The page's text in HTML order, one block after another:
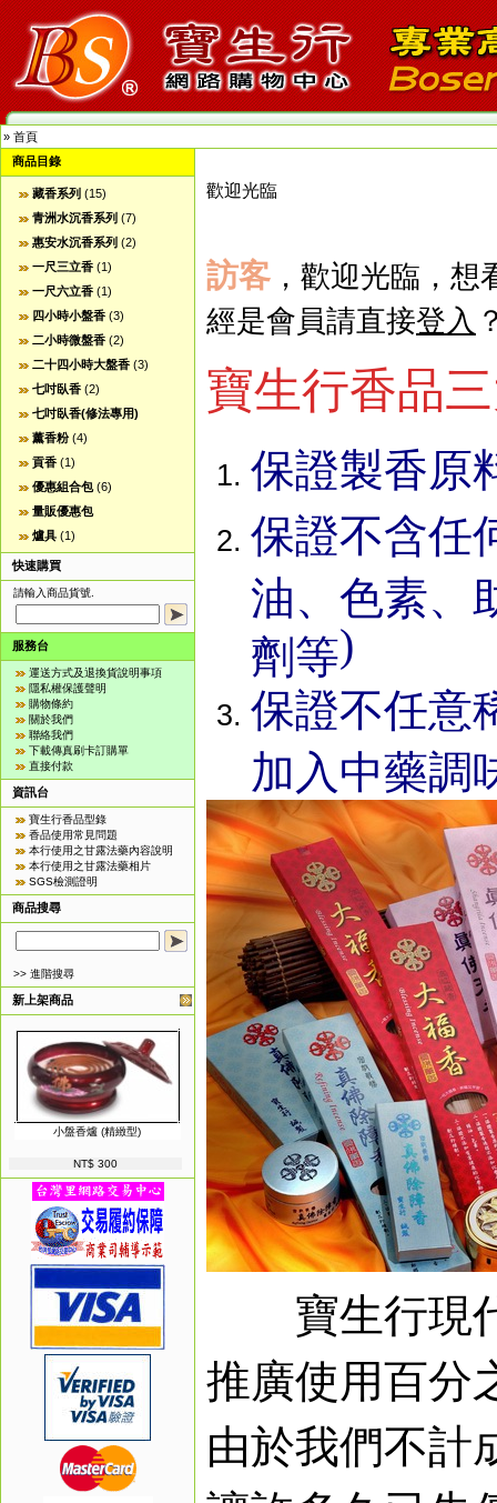
» 首頁
商品目錄
藏香系列 (15)
青洲水沉香系列 (7)
惠安水沉香系列 (2)
一尺三立香 (1)
一尺六立香 (1)
四小時小盤香 (3)
二小時微盤香 (2)
二十四小時大盤香 (3)
七吋臥香 (2)
七吋臥香(修法專用)
薰香粉 (4)
貢香 (1)
優惠組合包(6)
量販優惠包
爐具 (1)
快速購買
請輸入商品貨號.
服務台
運送方式及退換貨說明事項
隱私權保護聲明
購物條約
關於我們
聯絡我們
下載傳真刷卡訂購單
直接付款
資訊台
寶生行香品型錄
香品使用常見問題
本行使用之甘露法藥內容說明
本行使用之甘露法藥相片
SGS檢測證明
商品搜尋
>> 進階搜尋
新上架商品
小盤香爐 (精緻型)
NT$ 300
歡迎光臨
訪客 ，歡迎光臨，想
經是會員請直接登入
寶生行香品
保證製香原
保證不含任
油、色素、
劑等)
保證不任意
加入中藥調
寶生行現代
推廣使用百分
由於我們不計